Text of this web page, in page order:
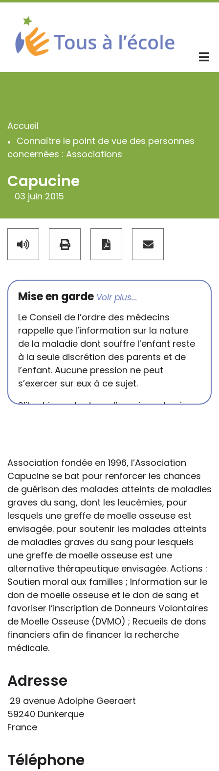
Aller
contenu
principal
Fil
d'Ariane
Accueil
Connaître le point de vue des personnes
concernées : Associations
Capucine
03 juin 2015
Mise en garde
Le Conseil de l’ordre des médecins
rappelle que l’information sur la nature
de la maladie dont souffre l’enfant reste
à la seule discrétion des parents et de
l’enfant. Aucune pression ne peut
s’exercer sur eux à ce sujet.
S’il est important que l’enseignant puisse
passe pas forcément pas l’exposé du
diagnostic en tant que tel.
Cette information doit être adaptée par
chacun, dans le respect de l’individu en
particulier, enfant et adulte, et prendre en
compte la variabilité d’une même
maladie ou handicap selon chaque
enfant.
La consultation d’informations sur un site
web n’exonère personne de ses
responsabilités professionnelles, civiles
et pénales. Les personnes qui
s'inspireront des éléments publiés sur le
site « Tous à l'école » dans leur action
responsabilité, car ils disposent de tous
les paramètres spécifiques d’une
situation particulière pour prendre leurs
décisions, ce qui ne peut être le cas des
rédacteurs des fiches, qui sont
apprécier in abstracto.
Association fondée en 1996, l’Association
Capucine se bat pour renforcer les chances
de guérison des malades atteints de maladies
graves du sang, dont les leucémies, pour
lesquels une greffe de moelle osseuse est
envisagée. pour soutenir les malades atteints
de maladies graves du sang pour lesquels
une greffe de moelle osseuse est une
alternative thérapeutique envisagée. Actions :
Soutien moral aux familles ; Information sur le
don de moelle osseuse et le don de sang et
favoriser l’inscription de Donneurs Volontaires
de Moelle Osseuse (DVMO) ; Recueils de dons
financiers afin de financer la recherche
médicale.
Adresse
29 avenue Adolphe Geeraert
59240 Dunkerque
France
Téléphone